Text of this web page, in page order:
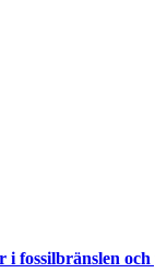
i fossilbränslen